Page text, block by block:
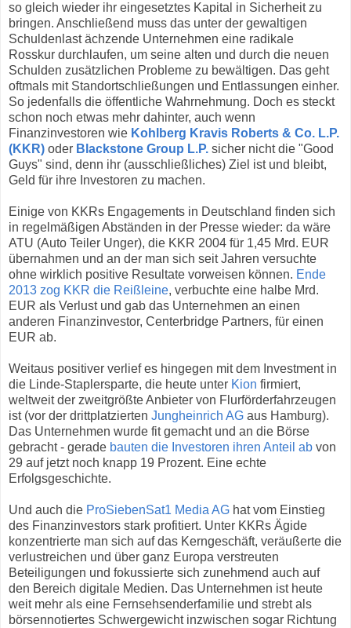
so gleich wieder ihr eingesetztes Kapital in Sicherheit zu
bringen. Anschließend muss das unter der gewaltigen
Schuldenlast ächzende Unternehmen eine radikale
Rosskur durchlaufen, um seine alten und durch die neuen
Schulden zusätzlichen Probleme zu bewältigen. Das geht
oftmals mit Standortschließungen und Entlassungen einher.
So jedenfalls die öffentliche Wahrnehmung. Doch es steckt
schon noch etwas mehr dahinter, auch wenn
Finanzinvestoren wie Kohlberg Kravis Roberts & Co. L.P.
(KKR) oder Blackstone Group L.P. sicher nicht die "Good
Guys" sind, denn ihr (ausschließliches) Ziel ist und bleibt,
Geld für ihre Investoren zu machen.
Einige von KKRs Engagements in Deutschland finden sich
in regelmäßigen Abständen in der Presse wieder: da wäre
ATU (Auto Teiler Unger), die KKR 2004 für 1,45 Mrd. EUR
übernahmen und an der man sich seit Jahren versuchte
ohne wirklich positive Resultate vorweisen können. Ende
2013 zog KKR die Reißleine, verbuchte eine halbe Mrd.
EUR als Verlust und gab das Unternehmen an einen
anderen Finanzinvestor, Centerbridge Partners, für einen
EUR ab.
Weitaus positiver verlief es hingegen mit dem Investment in
die Linde-Staplersparte, die heute unter Kion firmiert,
weltweit der zweitgrößte Anbieter von Flurförderfahrzeugen
ist (vor der drittplatzierten Jungheinrich AG aus Hamburg).
Das Unternehmen wurde fit gemacht und an die Börse
gebracht - gerade bauten die Investoren ihren Anteil ab von
29 auf jetzt noch knapp 19 Prozent. Eine echte
Erfolgsgeschichte.
Und auch die ProSiebenSat1 Media AG hat vom Einstieg
des Finanzinvestors stark profitiert. Unter KKRs Ägide
konzentrierte man sich auf das Kerngeschäft, veräußerte die
verlustreichen und über ganz Europa verstreuten
Beteiligungen und fokussierte sich zunehmend auch auf
den Bereich digitale Medien. Das Unternehmen ist heute
weit mehr als eine Fernsehsenderfamilie und strebt als
börsennotiertes Schwergewicht inzwischen sogar Richtung